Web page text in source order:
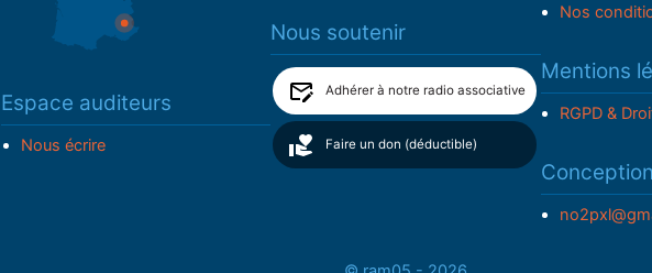
Espace auditeurs
Nous écrire
Nous soutenir
Adhérer à notre radio associative
Faire un don (déductible)
Nos
Mentions
RGPD &